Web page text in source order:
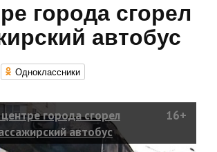
города сгорел
автобус
Одноклассники
города сгорел
автобус
16+